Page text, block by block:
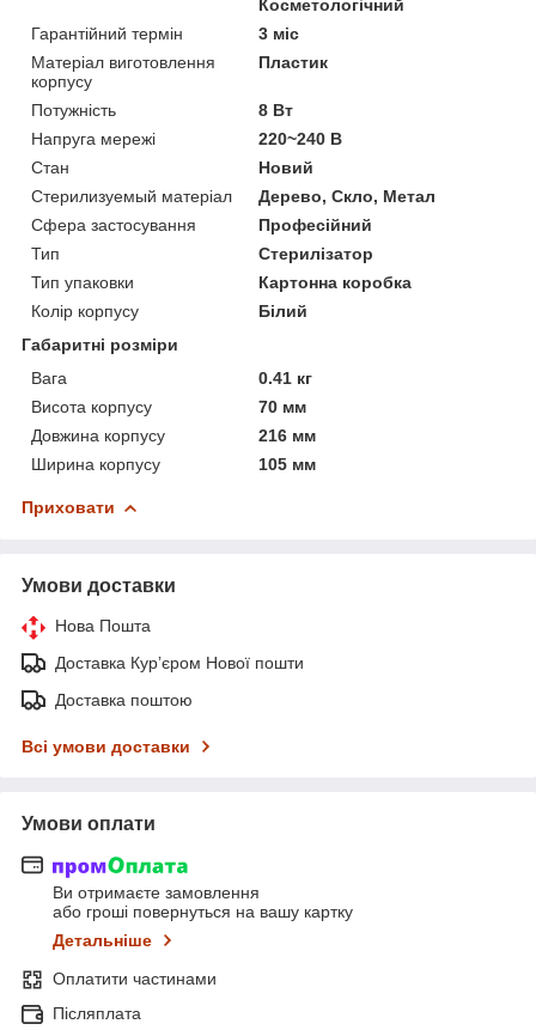
Косметологічний
Гарантійний термін
3 міс
Матеріал виготовлення
корпусу
Пластик
Потужність
8 Вт
Напруга мережі
220~240 В
Стан
Новий
Стерилизуемый матеріал
Дерево, Скло, Метал
Сфера застосування
Професійний
Тип
Стерилізатор
Тип упаковки
Картонна коробка
Колір корпусу
Білий
Габаритні розміри
Вага
0.41 кг
Висота корпусу
70 мм
Довжина корпусу
216 мм
Ширина корпусу
105 мм
Приховати
Умови доставки
Нова Пошта
Доставка Курʼєром Нової пошти
Доставка поштою
Всі умови доставки
Умови оплати
Ви отримаєте замовлення
або гроші повернуться на вашу картку
Детальніше
Оплатити частинами
Післяплата